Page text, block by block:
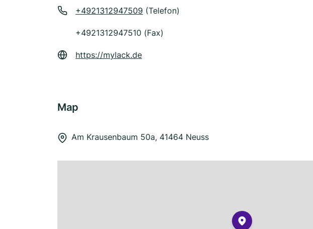
+4921312947509 (Telefon)
+4921312947510 (Fax)
https://mylack.de
Map
Am Krausenbaum 50a, 41464 Neuss